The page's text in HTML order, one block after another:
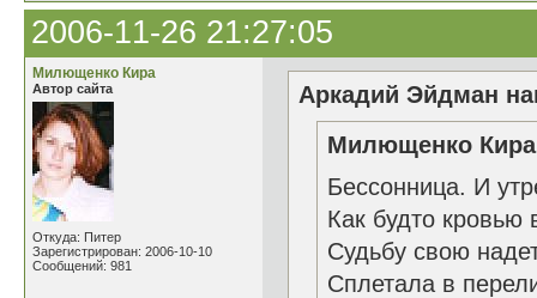
2006-11-26 21:27:05
Милющенко Кира
Автор сайта
Откуда: Питер
Зарегистрирован: 2006-10-10
Сообщений: 981
Аркадий Эйдман
Милющенко Кира
Бессонница. И
Как будто
Судьбу свою
Сплетала в